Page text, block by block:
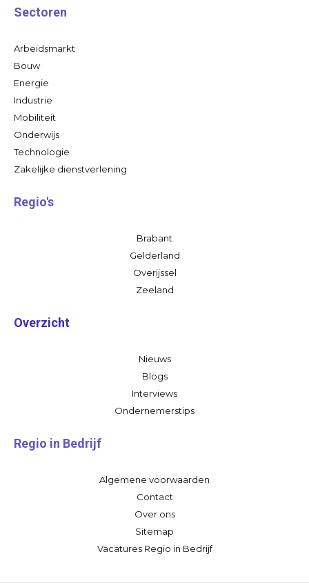
Sectoren
Arbeidsmarkt
Bouw
Energie
Industrie
Mobiliteit
Onderwijs
Technologie
Zakelijke dienstverlening
Regio's
Brabant
Gelderland
Overijssel
Zeeland
Overzicht
Nieuws
Blogs
Interviews
Ondernemerstips
Regio in Bedrijf
Algemene voorwaarden
Contact
Over ons
Sitemap
Vacatures Regio in Bedrijf